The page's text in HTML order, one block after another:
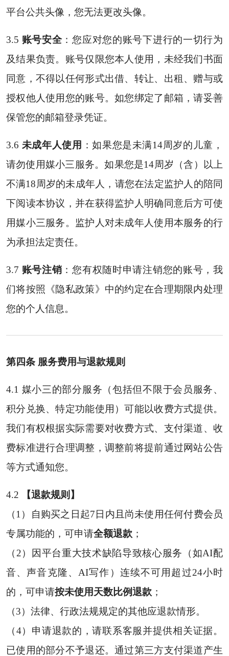
平台公共头像，您无法更改头像。
3.5 账号安全：您应对您的账号下进行的一切行为
及结果负责。账号仅限您本人使用，未经我们书面
同意，不得以任何形式出借、转让、出租、赠与或
授权他人使用您的账号。如您绑定了邮箱，请妥善
保管您的邮箱登录凭证。
3.6 未成年人使用 ：如果您是未满14周岁的儿童，
请勿使用媒小三服务。如果您是14周岁（含）以上
不满18周岁的未成年人，请您在法定监护人的陪同
下阅读本协议，并在获得监护人明确同意后方可使
用媒小三服务。监护人对未成年人使用本服务的行
为承担法定责任。
3.7 账号注销 ：您有权随时申请注销您的账号，我
们将按照《隐私政策》中的约定在合理期限内处理
您的个人信息。
第四条 服务费用与退款规则
4.1 媒小三的部分服务（包括但不限于会员服务、
积分兑换、特定功能使用）可能以收费方式提供。
我们有权根据实际需要对收费方式、支付渠道、收
费标准进行合理调整，调整前将提前通过网站公告
等方式通知您。
4.2
【退款规则】
（1）自购买之日起7日内且尚未使用任何付费会员
专属功能的，可申请全额退款；
（2）因平台重大技术缺陷导致核心服务（如AI配
音、声音克隆、AI写作）连续不可用超过24小时
的，可申请按未使用天数比例退款；
（3）法律、行政法规规定的其他应退款情形。
（4）申请退款的，请联系客服并提供相关证据。
已使用的部分不予退还。通过第三方支付渠道产生